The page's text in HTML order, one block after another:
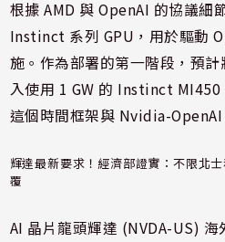
根據 AMD 與 OpenAI 的協議細
Instinct 系列 GPU，用於驅動
施。作為部署的第一階段，預
入使用 1 GW 的 Instinct MI450
這個時間框架與 Nvidia-OpenAI
輝達最新要求！經濟部證實：不限北
覆
AI 晶片龍頭輝達 (NVDA-US) 海